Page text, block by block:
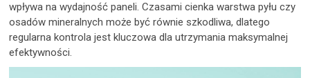
wpływa na wydajność paneli. Czasami cienka warstwa pyłu czy
osadów mineralnych może być równie szkodliwa, dlatego
regularna kontrola jest kluczowa dla utrzymania maksymalnej
efektywności.